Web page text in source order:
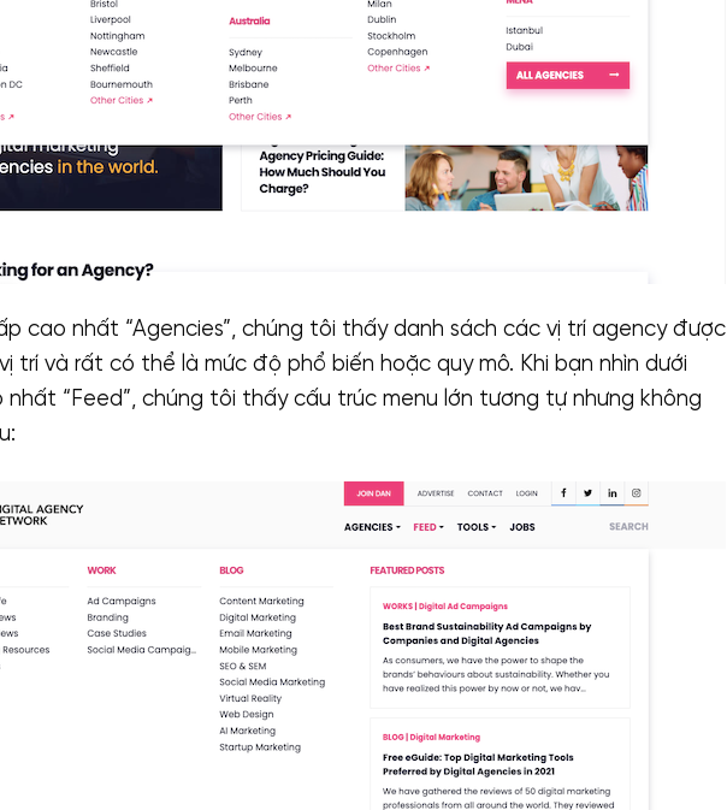
cao nhất “Agencies”, chúng tôi thấy danh sách các vị trí agency được
trí và rất có thể là mức độ phổ biến hoặc quy mô. Khi bạn nhìn dưới
nhất “Feed”, chúng tôi thấy cấu trúc menu lớn tương tự nhưng không